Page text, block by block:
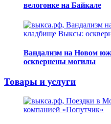
велогонке на Байкале
Вандализм на Новом
осквернены могилы
Товары и услуги